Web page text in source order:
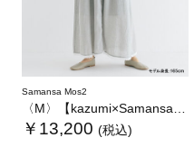
Samansa Mos2
〈M〉【kazumi×Samansa Mos2】キャミワンピース《WEB限定カラーあり》
￥13,200 (税込)